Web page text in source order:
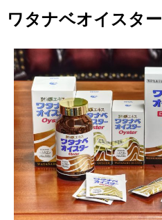
ワタナベオイスター